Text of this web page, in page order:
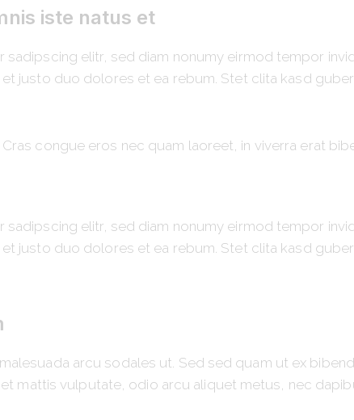
iste natus et
elitr, sed diam nonumy eirmod tempor
justo duo dolores et ea rebum. Stet clita kasd
congue eros nec quam laoreet, in viverra erat
elitr, sed diam nonumy eirmod tempor
justo duo dolores et ea rebum. Stet clita kasd
arcu sodales ut. Sed sed quam ut ex
mattis vulputate, odio arcu aliquet metus, nec